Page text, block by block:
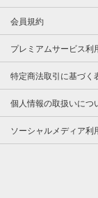
会員規約
プレミアムサービス利
特定商法取引に基づく
個人情報の取扱いにつ
ソーシャルメディア利